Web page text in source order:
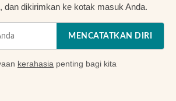
dan dikirimkan ke kotak masuk Anda.
MENCATATKAN DIRI
kerahasia penting bagi kita